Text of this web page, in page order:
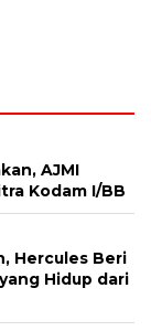
AJMI
Kodam I/BB
Hercules Beri
Hidup dari